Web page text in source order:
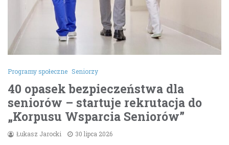
Programy społeczne Seniorzy
40 opasek bezpieczeństwa dla
seniorów – startuje rekrutacja do
„Korpusu Wsparcia Seniorów”
Łukasz Jarocki 30 lipca 2026